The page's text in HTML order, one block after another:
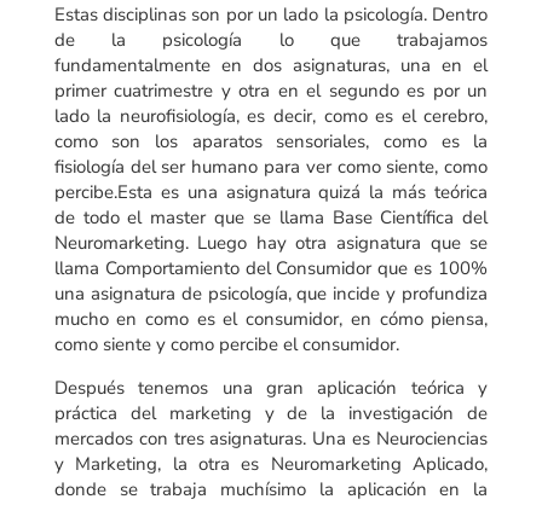
Estas disciplinas son por un lado la psicología. Dentro
de la psicología lo que trabajamos
fundamentalmente en dos asignaturas, una en el
primer cuatrimestre y otra en el segundo es por un
lado la neurofisiología, es decir, como es el cerebro,
como son los aparatos sensoriales, como es la
fisiología del ser humano para ver como siente, como
percibe.Esta es una asignatura quizá la más teórica
de todo el master que se llama Base Científica del
Neuromarketing. Luego hay otra asignatura que se
llama Comportamiento del Consumidor que es 100%
una asignatura de psicología, que incide y profundiza
mucho en como es el consumidor, en cómo piensa,
como siente y como percibe el consumidor.
Después tenemos una gran aplicación teórica y
práctica del marketing y de la investigación de
mercados con tres asignaturas. Una es Neurociencias
y Marketing, la otra es Neuromarketing Aplicado,
donde se trabaja muchísimo la aplicación en la